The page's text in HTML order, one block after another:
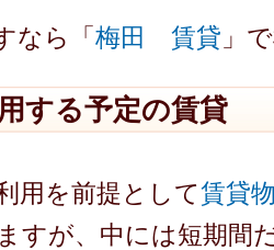
なら「梅田 賃貸 」
する予定の賃貸
用を前提として賃貸
すが、中には短期間